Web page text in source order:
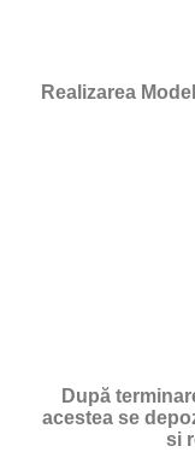
Realizarea
După
acestea se
si